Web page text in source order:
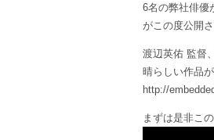
6名の弊社俳優
がこの度公開
渡辺英佑 監督
晴らしい作品
http://
まずは是非こ